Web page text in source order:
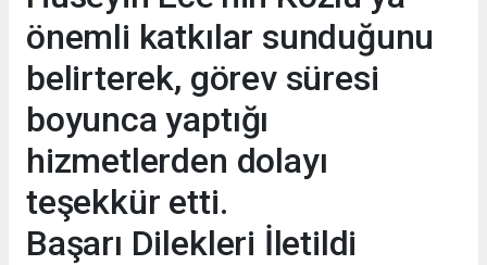
önemli katkılar sunduğunu
belirterek, görev süresi
boyunca yaptığı
hizmetlerden dolayı
teşekkür etti.
Başarı Dilekleri İletildi